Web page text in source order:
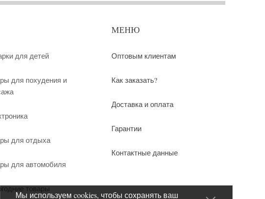
для детей
для похудения и
для отдыха
для автомобиля
товары
МЕНЮ
Оптовым клиентам
Как заказать?
Доставка и оплата
Гарантии
Контактные данные
Мы используем cookies, чтобы сохранять ваш